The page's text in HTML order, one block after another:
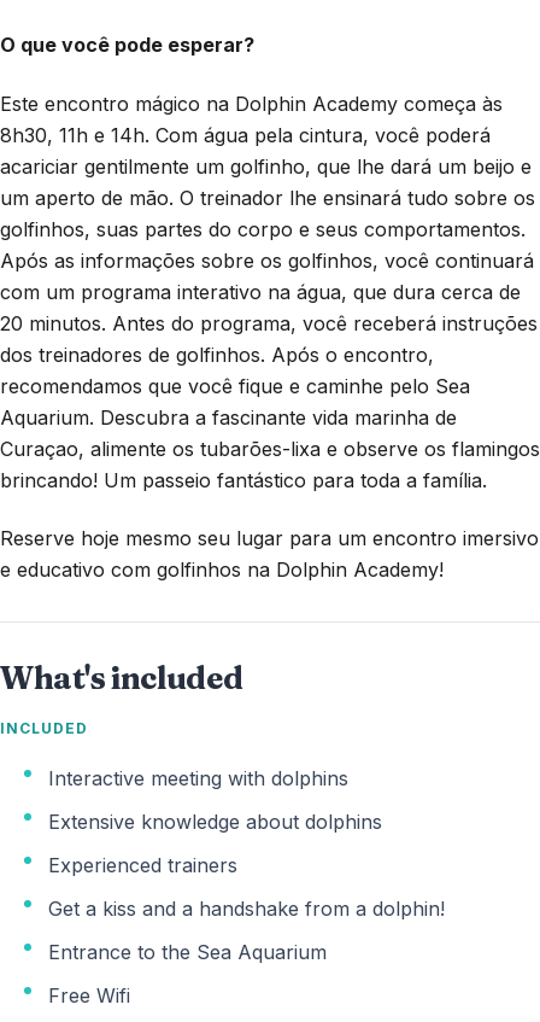
O que você pode esperar?
Este encontro mágico na Dolphin Academy começa às
8h30, 11h e 14h. Com água pela cintura, você poderá
acariciar gentilmente um golfinho, que lhe dará um beijo e
um aperto de mão. O treinador lhe ensinará tudo sobre os
golfinhos, suas partes do corpo e seus comportamentos.
Após as informações sobre os golfinhos, você continuará
com um programa interativo na água, que dura cerca de
20 minutos. Antes do programa, você receberá instruções
dos treinadores de golfinhos. Após o encontro,
recomendamos que você fique e caminhe pelo Sea
Aquarium. Descubra a fascinante vida marinha de
Curaçao, alimente os tubarões-lixa e observe os flamingos
brincando! Um passeio fantástico para toda a família.
Reserve hoje mesmo seu lugar para um encontro imersivo
e educativo com golfinhos na Dolphin Academy!
What's included
INCLUDED
Interactive meeting with dolphins
Extensive knowledge about dolphins
Experienced trainers
Get a kiss and a handshake from a dolphin!
Entrance to the Sea Aquarium
Free Wifi